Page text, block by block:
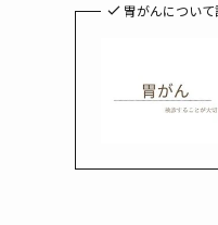
胃がんについ